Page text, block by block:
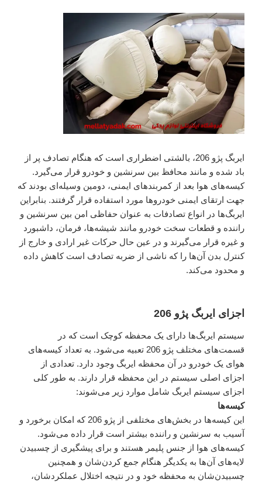
ایربگ پژو 206، بالشتی اضطراری است که هنگام تصادف پر از
باد شده و مانند محافظ بین سرنشین و خودرو قرار می‌گیرد.
کیسه‌های هوا بعد از کمربند‌های ایمنی، دومین وسیله‌ای بودند که
جهت ارتقای ایمنی خودروها مورد استفاده قرار گرفتند. بنابراین
ایربگ‌ها در انواع تصادفات به عنوان حفاظی امن بین سرنشین و
راننده و قطعات سخت خودرو مانند شیشه‌ها، فرمان، داشبورد
و غیره قرار می‌گیرند و در عین حال حرکات غیر ارادی و خارج از
کنترل بدن آن‌ها را که ناشی از ضربه‌ تصادف است کاهش داده
و محدود می‌کند.
اجزای ایربگ پژو 206
سیستم ایربگ‌ها دارای یک محفظه‌ کوچک است که در
قسمت‌های مختلف پژو 206 تعبیه می‌شود. به تعداد کیسه‌های
هوای یک خودرو در آن محفظه‌ ایربگ وجود دارد. تعدادی از
اجزای اصلی سیستم در این محفظه قرار دارند. به طور کلی
اجزای سیستم ایربگ شامل موارد زیر می‌شوند:
کیسه‌ها
این کیسه‌ها در بخش‌های مختلفی از پژو 206 که امکان برخورد و
آسیب به سرنشین و راننده بیشتر است قرار داده می‌شود.
کیسه‌های هوا از جنس پلیمر هستند و برای پیشگیری از چسبیدن
لایه‌های آن‌ها به یکدیگر هنگام جمع کردن‌شان و همچنین
چسبیدن‌شان به محفظه‌ خود و در نتیجه اختلال عملکرد‌شان،